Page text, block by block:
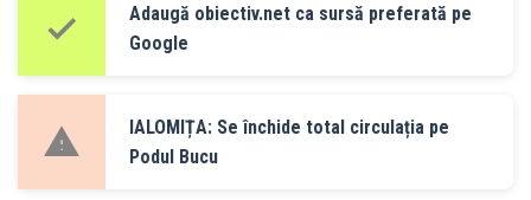
Adaugă obiectiv.net ca sursă preferată pe
Google
IALOMIȚA: Se închide total circulația pe
Podul Bucu